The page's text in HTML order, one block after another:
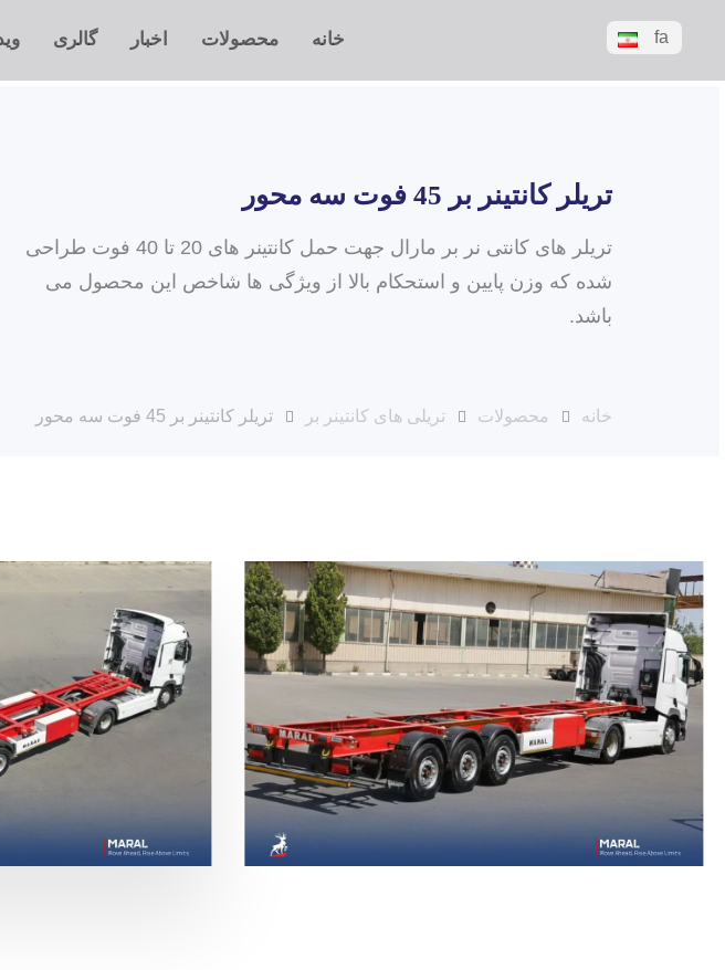
خانه محصولات اخبار گالری fa
تریلر کانتینر بر 45 فوت سه محور
تریلر های کانتی نر بر مارال جهت حمل کانتینر های 20 تا 40 فوت طراحی
شده که وزن پایین و استحکام بالا از ویژگی ها شاخص این محصول می
باشد.
خانه محصولات تریلی های کانتینر بر تریلر کانتینر بر 45 فوت سه محور